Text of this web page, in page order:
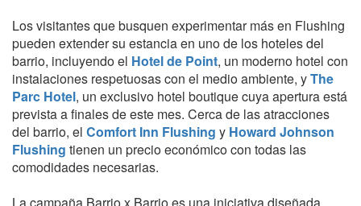
Los visitantes que busquen experimentar más en Flushing
pueden extender su estancia en uno de los hoteles del
barrio, incluyendo el Hotel de Point, un moderno hotel con
instalaciones respetuosas con el medio ambiente, yThe
Parc Hotel, un exclusivo hotel boutique cuya apertura está
prevista a finales de este mes. Cerca de las atracciones
del barrio, el Comfort Inn Flushing y Howard Johnson
Flushing tienen un precio económico con todas las
comodidades necesarias.
La campaña Barrio x Barrio es una iniciativa diseñada